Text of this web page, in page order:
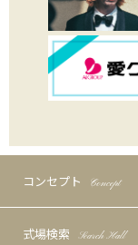
コンセプト Concept
式場検索 Search Hall